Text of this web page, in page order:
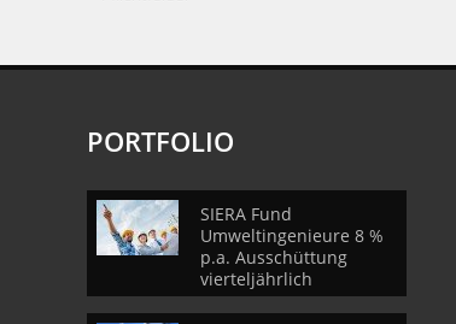
PORTFOLIO
SIERA Fund
Umweltingenieure 8 %
p.a. Ausschüttung
vierteljährlich